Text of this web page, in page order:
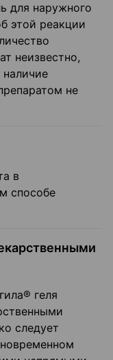
для наружного
этой реакции
неизвестно,
не
в
способе
геля
следует